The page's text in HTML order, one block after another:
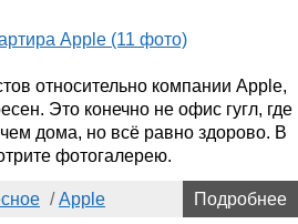
относительно компании Apple,
Это конечно не офис гугл, где
дома, но всё равно здорово. В
фотогалерею.
/Apple Подробнее